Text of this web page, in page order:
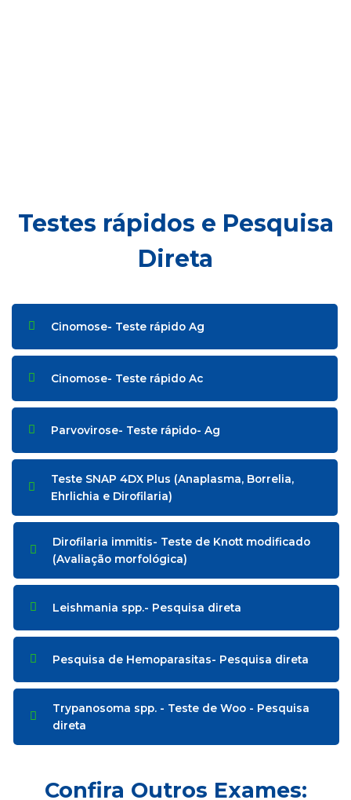
Testes rápidos e Pesquisa
Direta
Cinomose- Teste rápido Ag
Cinomose- Teste rápido Ac
Parvovirose- Teste rápido- Ag
Teste SNAP 4DX Plus (Anaplasma, Borrelia,
Ehrlichia e Dirofilaria)
Dirofilaria immitis- Teste de Knott modificado
(Avaliação morfológica)
Leishmania spp.- Pesquisa direta
Pesquisa de Hemoparasitas- Pesquisa direta
Trypanosoma spp. - Teste de Woo - Pesquisa
direta
Confira Outros Exames: